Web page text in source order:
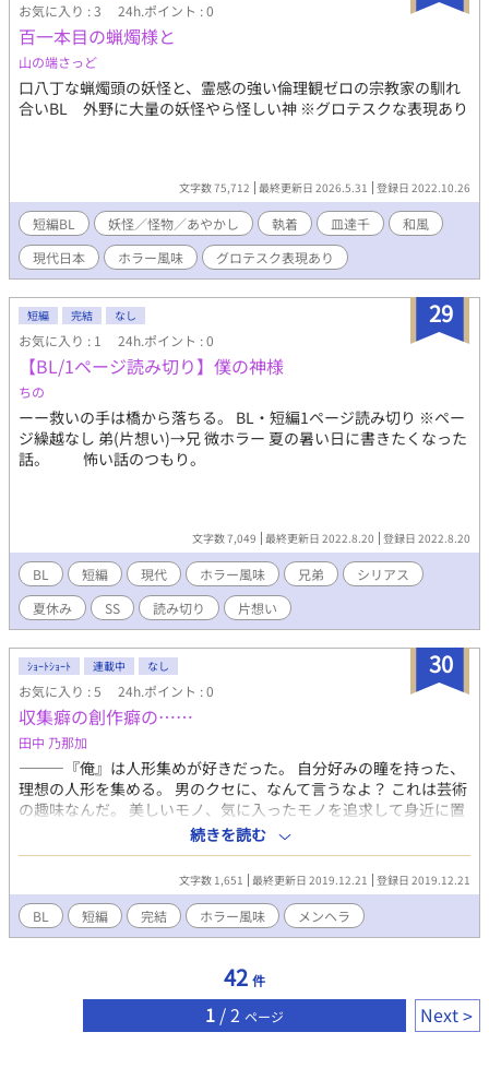
お気に入り : 3 24h.ポイント : 0
百一本目の蝋燭様と
山の端さっど
口八丁な蝋燭頭の妖怪と、霊感の強い倫理観ゼロの宗教家の馴れ
合いBL 外野に大量の妖怪やら怪しい神 ※グロテスクな表現あり
文字数 75,712 最終更新日 2026.5.31 登録日 2022.10.26
短編BL 妖怪／怪物／あやかし 執着 皿達千
和風
現代日本
ホラー風味 グロテスク表現あり
29
短編 完結 なし
お気に入り : 1 24h.ポイント : 0
【BL/1ページ読み切り】僕の神様
ちの
ーー救いの手は橋から落ちる。 BL・短編1ページ読み切り ※ペー
ジ繰越なし 弟(片想い)→兄 微ホラー 夏の暑い日に書きたくなった
話。 怖い話のつもり。
文字数 7,049 最終更新日 2022.8.20 登録日 2022.8.20
BL 短編 現代 ホラー風味 兄弟
シリアス
夏休み
SS 読み切り 片想い
30
ｼｮｰﾄｼｮｰﾄ 連載中 なし
お気に入り : 5 24h.ポイント : 0
収集癖の創作癖の……
田中 乃那加
―――『俺』は人形集めが好きだった。 自分好みの瞳を持った、
理想の人形を集める。 男のクセに、なんて言うなよ？ これは芸術
の趣味なんだ。 美しいモノ、気に入ったモノを追求して身近に置
いておく……これ以上の幸せはないだろう。 収集から創作へ。 そ
して出会ってしまった。 ……理想とは程遠いのに、たまらなく惹
かれてしまう『人形』に。
続きを読む
文字数 1,651 最終更新日 2019.12.21 登録日 2019.12.21
BL 短編 完結 ホラー風味 メンヘラ
42 件
1 / 2 ページ Next